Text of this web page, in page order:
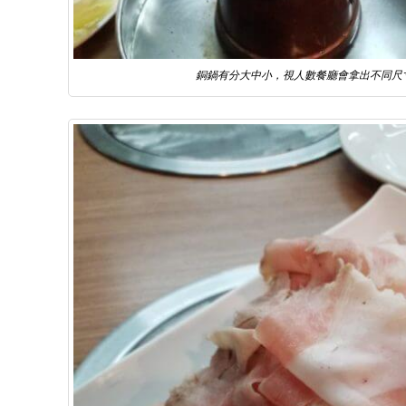
銅鍋有分大中小，視人數餐廳會拿出不同尺